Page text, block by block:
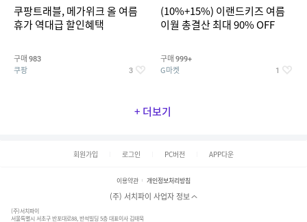
쿠팡트래블, 메가위크 올 여름
휴가 역대급 할인혜택
구매 983
쿠팡 3
(10%+15%) 이랜드키즈 여름
이월 총결산 최대 90% OFF
구매 999+
G마켓 1
+ 더보기
회원가입 로그인 PC버전 APP다운
이용약관 개인정보처리방침
(주) 서치파이 사업자 정보
(주)서치파이
서울특별시 서초구 반포대로88, 반석빌딩 5층 대표이사 김태묵